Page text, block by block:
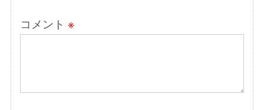
コメント ※